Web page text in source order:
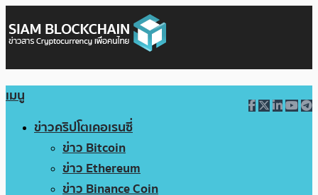
เมนู
ข่าวคริปโตเคอเรนซี่
ข่าว Bitcoin
ข่าว Ethereum
ข่าว Binance Coin